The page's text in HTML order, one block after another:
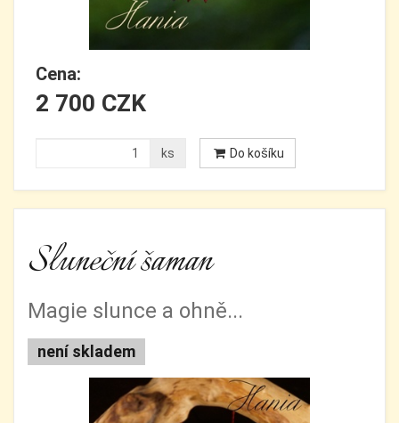
Cena:
2 700 CZK
ks Do košíku
Sluneční šaman
Magie slunce a ohně...
není skladem